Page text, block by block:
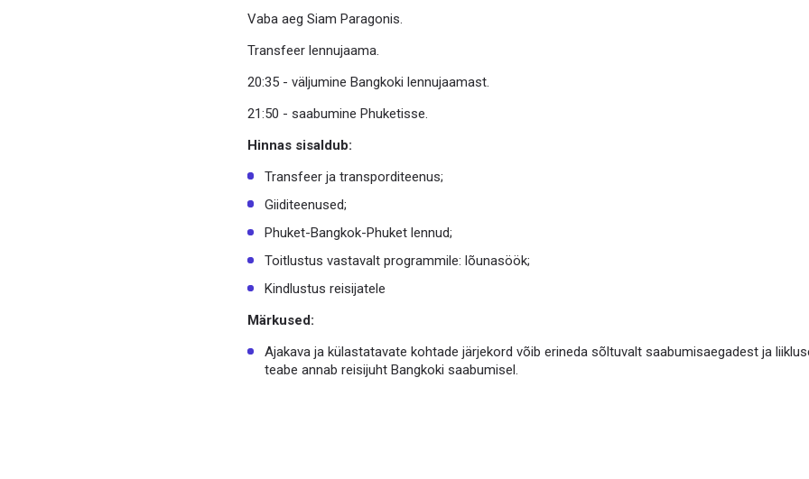
Vaba aeg Siam Paragonis.
Transfeer lennujaama.
20:35 - väljumine Bangkoki lennujaamast.
21:50 - saabumine Phuketisse.
Hinnas sisaldub:
Transfeer ja transporditeenus;
Giiditeenused;
Phuket-Bangkok-Phuket lennud;
Toitlustus vastavalt programmile: lõunasöök;
Kindlustus reisijatele
Märkused:
Ajakava ja külastatavate kohtade järjekord võib erineda sõltuvalt saabumisaegadest ja
teabe annab reisijuht Bangkoki saabumisel.